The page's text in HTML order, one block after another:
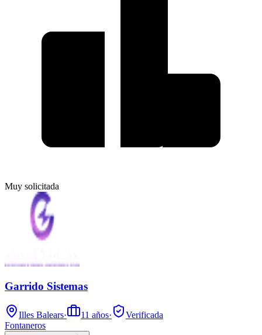
Muy solicitada
Garrido Sistemas
Illes Balears· 11 años·
Verificada
Fontaneros